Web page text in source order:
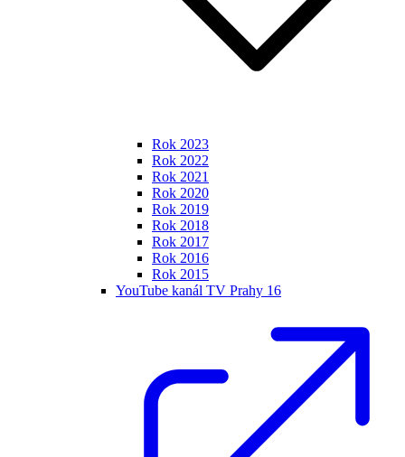
Rok 2023
Rok 2022
Rok 2021
Rok 2020
Rok 2019
Rok 2018
Rok 2017
Rok 2016
Rok 2015
YouTube kanál TV Prahy 16